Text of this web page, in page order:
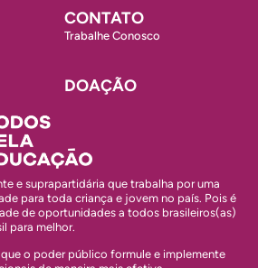
CONTATO
Trabalhe Conosco
DOAÇÃO
e suprapartidária que trabalha por uma
para toda criança e jovem no país. Pois é
de oportunidades a todos brasileiros(as)
para melhor.
o poder público formule e implemente